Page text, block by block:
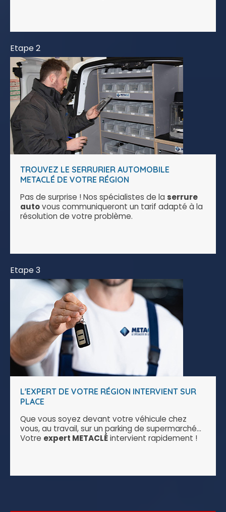
Etape 2
TROUVEZ LE SERRURIER AUTOMOBILE
METACLÉ DE VOTRE RÉGION
Pas de surprise ! Nos spécialistes de la serrure
autovous communiqueront un tarif adapté à la
résolution de votre problème.
Etape 3
L'EXPERT DE VOTRE RÉGION INTERVIENT SUR
PLACE
Que vous soyez devant votre véhicule chez
vous, au travail, sur un parking de supermarché...
Votre expert METACLÉintervient rapidement !